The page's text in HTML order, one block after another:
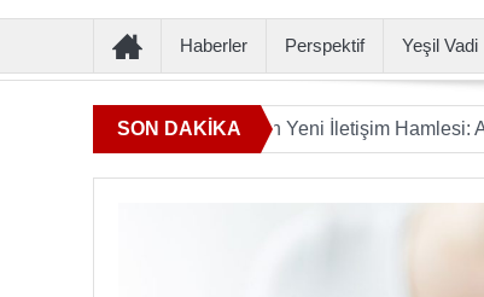
Haberler Perspektif Yeşil Vadi
SON DAKİKA
Ötesine Geçen Yeni İletişim Hamlesi: AVEME